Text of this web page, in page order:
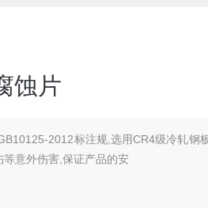
蚀片
2012标注规,选用CR4级冷轧钢
意外伤害,保证产品的安